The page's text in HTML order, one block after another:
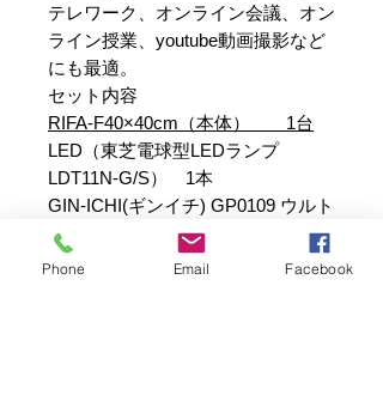
テレワーク、オンライン会議、オン
ライン授業、youtube動画撮影など
にも最適。
セット内容
RIFA-F40×40cm（本体） 1台
LED（東芝電球型LEDランプ
LDT11N-G/S） 1本
GIN-ICHI(ギンイチ) GP0109 ウルト
ラコンパクトスタンド １本
Phone Email Facebook